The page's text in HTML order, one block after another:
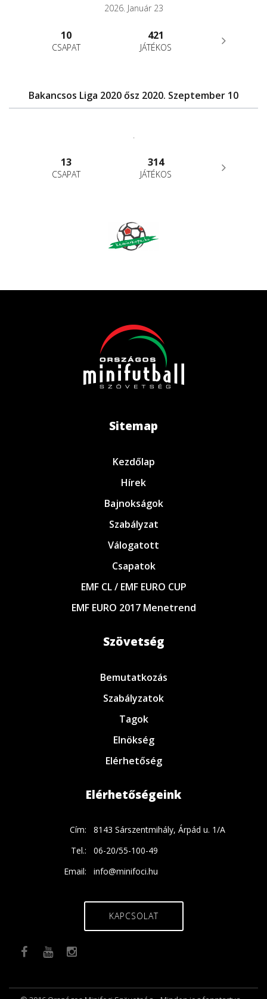
2026. Január 23
10
CSAPAT
421
JÁTÉKOS
Bakancsos Liga 2020 ősz 2020. Szeptember 10
.
13
CSAPAT
314
JÁTÉKOS
Sitemap
Kezdőlap
Hírek
Bajnokságok
Szabályzat
Válogatott
Csapatok
EMF CL / EMF EURO CUP
EMF EURO 2017 Menetrend
Szövetség
Bemutatkozás
Szabályzatok
Tagok
Elnökség
Elérhetőség
Elérhetőségeink
Cím:
8143 Sárszentmihály, Árpád u. 1/A
Tel.:
06-20/55-100-49
Email:
info@minifoci.hu
KAPCSOLAT